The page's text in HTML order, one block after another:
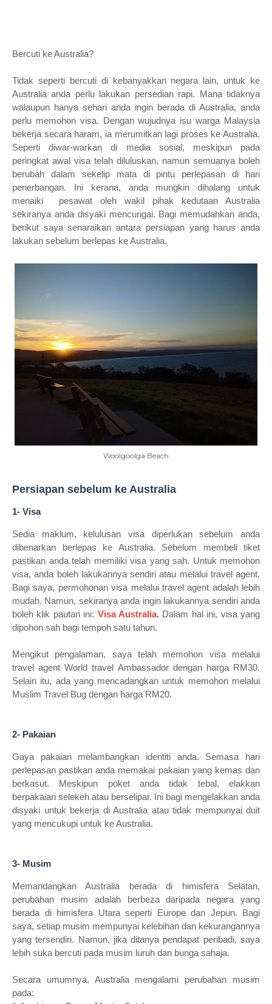
Bercuti ke Australia?
Tidak seperti bercuti di kebanyakkan negara lain, untuk ke
Australia anda perlu lakukan persedian rapi. Mana tidaknya
walaupun hanya sehari anda ingin berada di Australia, anda
perlu memohon visa. Dengan wujudnya isu warga Malaysia
bekerja secara haram, ia merumitkan lagi proses ke Australia.
Seperti diwar-warkan di media sosial, meskipun pada
peringkat awal visa telah diluluskan, namun semuanya boleh
berubah dalam sekelip mata di pintu perlepasan di hari
penerbangan. Ini kerana, anda mungkin dihalang untuk
menaiki pesawat oleh wakil pihak kedutaan Australia
sekiranya anda disyaki mencurigai. Bagi memudahkan anda,
berikut saya senaraikan antara persiapan yang harus anda
lakukan sebelum berlepas ke Australia.
Woolgoolga Beach
Persiapan sebelum ke Australia
1- Visa
Sedia maklum, kelulusan visa diperlukan sebelum anda
dibenarkan berlepas ke Australia. Sebelum membeli tiket
pastikan anda telah memiliki visa yang sah. Untuk memohon
visa, anda boleh lakukannya sendiri atau melalui travel agent.
Bagi saya, permohonan visa melalui travel agent adalah lebih
mudah. Namun, sekiranya anda ingin lakukannya sendiri anda
boleh klik pautan ini: Visa Australia. Dalam hal ini, visa yang
dipohon sah bagi tempoh satu tahun.
Mengikut pengalaman, saya telah memohon visa melalui
travel agent World travel Ambassador dengan harga RM30.
Selain itu, ada yang mencadangkan untuk memohon melalui
Muslim Travel Bug dengan harga RM20.
2- Pakaian
Gaya pakaian melambangkan identiti anda. Semasa hari
perlepasan pastikan anda memakai pakaian yang kemas dan
berkasut. Meskipun poket anda tidak tebal, elakkan
berpakaian selekeh atau berselipar. Ini bagi mengelakkan anda
disyaki untuk bekerja di Australia atau tidak mempunyai duit
yang mencukupi untuk ke Australia.
3- Musim
Memandangkan Australia berada di himisfera Selatan,
perubahan musim adalah berbeza daripada negara yang
berada di himisfera Utara seperti Europe dan Jepun. Bagi
saya, setiap musim mempunyai kelebihan dan kekurangannya
yang tersendiri. Namun, jika ditanya pendapat peribadi, saya
lebih suka bercuti pada musim luruh dan bunga sahaja.
Secara umumnya, Australia mengalami perubahan musim
pada: